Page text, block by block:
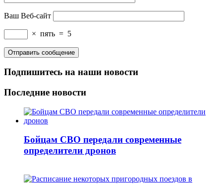
Ваш Веб-сайт
× пять = 5
Подпишитесь на наши новости
Последние новости
Бойцам СВО передали современные
определители дронов